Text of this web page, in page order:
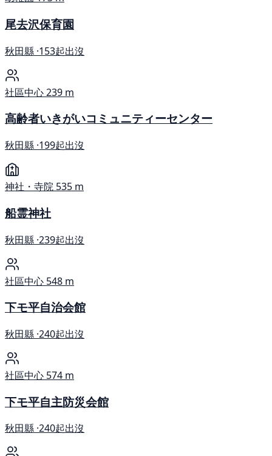
尾去沢保育園
秋田縣 ·153起出沒
社區中心239 m
高齢者いきがいコミュニティーセンター
秋田縣 ·199起出沒
神社・寺院 535 m
船霊神社
秋田縣 ·239起出沒
社區中心 548 m
下モ平自治会館
秋田縣 ·240起出沒
社區中心 574 m
下モ平自主防災会館
秋田縣 ·240起出沒